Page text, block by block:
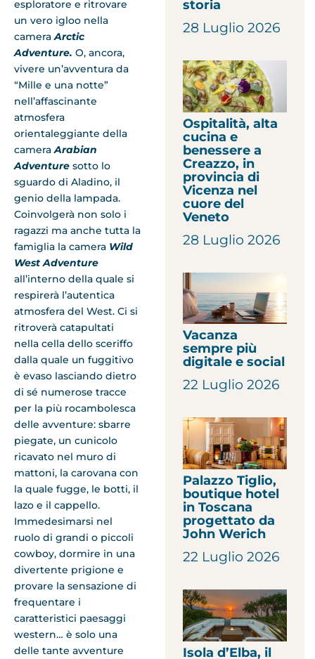
esploratore e ritrovare
un vero igloo nella
cameraArctic
Adventure. O, ancora,
vivere un’avventura da
“Mille e una notte”
nell’affascinante
atmosfera
orientaleggiante della
cameraArabian
Adventure sotto lo
sguardo di Aladino, il
genio della lampada.
Coinvolgerà non solo i
ragazzi ma anche tutta la
famiglia la camera Wild
West Adventure
all’interno della quale si
respirerà l’autentica
atmosfera del West. Ci si
ritroverà catapultati
nella cella dello sceriffo
dalla quale un fuggitivo
è evaso lasciando dietro
di sé numerose tracce
per la più rocambolesca
delle avventure: sbarre
piegate, un cunicolo
ricavato nel muro di
mattoni, la carovana con
la quale fugge, le botti, il
lazo e il cappello.
Immedesimarsi nel
ruolo di grandi o piccoli
cowboy, dormire in una
divertente prigione e
provare la sensazione di
frequentare i
caratteristici paesaggi
western… è solo una
delle tante avventure
storia
28 Luglio 2026
Ospitalità, alta
cucina e
benessere a
Creazzo, in
provincia di
Vicenza nel
cuore del
Veneto
28 Luglio 2026
Vacanza
sempre più
digitale e social
22 Luglio 2026
Palazzo Tiglio,
boutique hotel
in Toscana
progettato da
John Werich
22 Luglio 2026
Isola d’Elba, il